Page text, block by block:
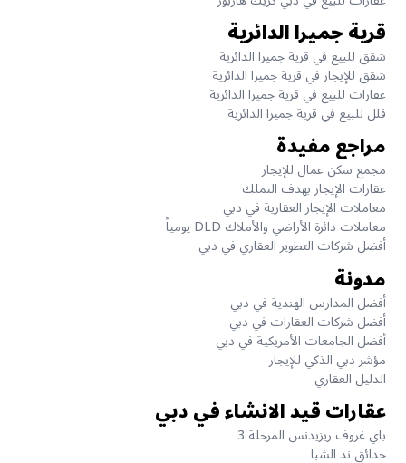
قرية جميرا الدائرية
شقق للبيع في قرية جميرا الدائرية
شقق للإيجار في قرية جميرا الدائرية
عقارات للبيع في قرية جميرا الدائرية
فلل للبيع في قرية جميرا الدائرية
مراجع مفيدة
مجمع سكن عمال للإيجار
عقارات الإيجار بهدف التملك
معاملات الإيجار العقارية في دبي
معاملات دائرة الأراضي والأملاك DLD يومياً
أفضل شركات التطوير العقاري في دبي
مدونة
أفضل المدارس الهندية في دبي
أفضل شركات العقارات في دبي
أفضل الجامعات الأمريكية في دبي
مؤشر دبي الذكي للإيجار
الدليل العقاري
عقارات قيد الانشاء في دبي
باي غروف ريزيدنس المرحلة 3
حدائق ند الشبا